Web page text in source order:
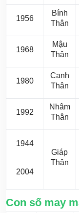
1956
Bính
Thân
1968
Mậu
Thân
1980
Canh
Thân
1992
Nhâm
Thân
1944
2004
Giáp
Thân
Con số may